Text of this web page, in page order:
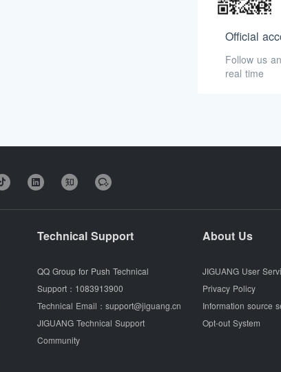
Official
Follow us
real time
Technical Support
QQ Group for Push Technical
Support： 1083913900
Technical Email： support@jiguang.cn
JIGUANG Technical Support
Community
About Us
JIGUANG User
Privacy Policy
Information source
Opt-out System